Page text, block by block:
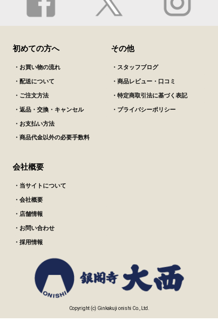
初めての方へ
・お買い物の流れ
・配送について
・ご注文方法
・返品・交換・キャンセル
・お支払い方法
・商品代金以外の必要手数料
その他
・スタッフブログ
・商品レビュー・口コミ
・特定商取引法に基づく表記
・プライバシーポリシー
会社概要
・当サイトについて
・会社概要
・店舗情報
・お問い合わせ
・採用情報
Copyright (c) Ginkakuji onishi Co., Ltd.